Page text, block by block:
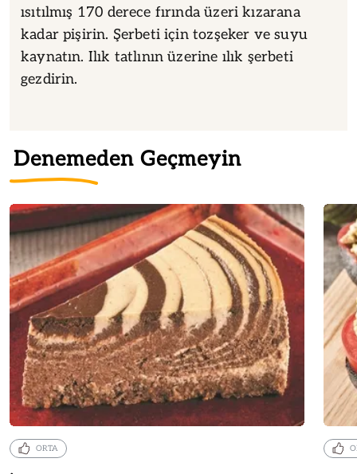
ısıtılmış 170 derece fırında üzeri kızarana
kadar pişirin. Şerbeti için tozşeker ve suyu
kaynatın. Ilık tatlının üzerine ılık şerbeti
gezdirin.
Denemeden Geçmeyin
ORTA